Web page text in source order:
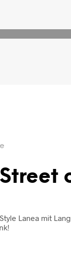
Lanea mit